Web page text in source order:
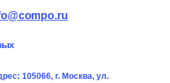
105066, г. Москва, ул.